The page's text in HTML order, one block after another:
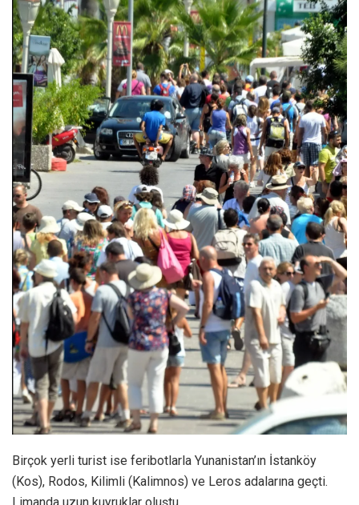
Birçok yerli turist ise feribotlarla Yunanistan’ın İstanköy
(Kos), Rodos, Kilimli (Kalimnos) ve Leros adalarına geçti.